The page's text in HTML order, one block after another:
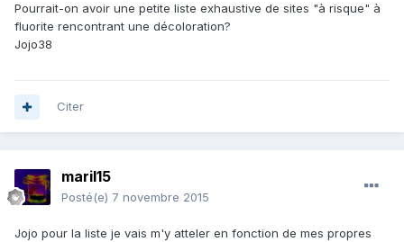
Pourrait-on avoir une petite liste exhaustive de sites "à risque" à
fluorite rencontrant une décoloration?
Jojo38
Citer
maril15
Posté(e) 7 novembre 2015
Jojo pour la liste je vais m'y atteler en fonction de mes propres